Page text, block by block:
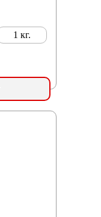
1 кг.